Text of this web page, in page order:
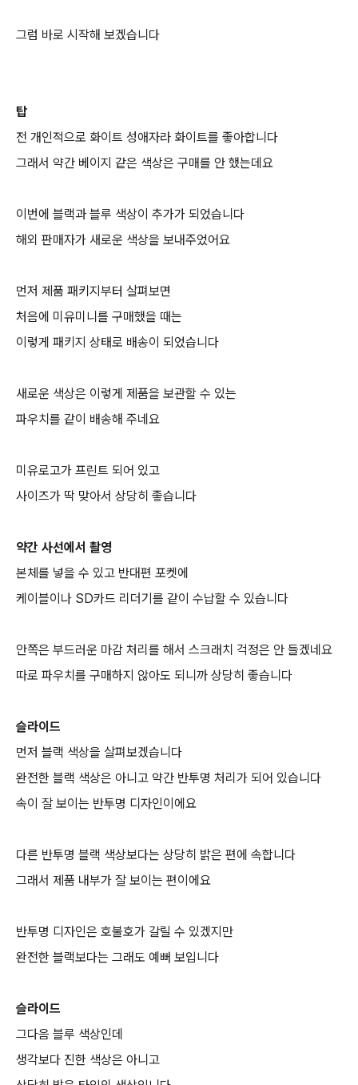
그럼 바로 시작해 보겠습니다
탑
전 개인적으로 화이트 성애자라 화이트를 좋아합니다
그래서 약간 베이지 같은 색상은 구매를 안 했는데요
이번에 블랙과 블루 색상이 추가가 되었습니다
해외 판매자가 새로운 색상을 보내주었어요
먼저 제품 패키지부터 살펴보면
처음에 미유미니를 구매했을 때는
이렇게 패키지 상태로 배송이 되었습니다
새로운 색상은 이렇게 제품을 보관할 수 있는
파우치를 같이 배송해 주네요
미유로고가 프린트 되어 있고
사이즈가 딱 맞아서 상당히 좋습니다
약간 사선에서 촬영
본체를 넣을 수 있고 반대편 포켓에
케이블이나 SD카드 리더기를 같이 수납할 수 있습니다
안쪽은 부드러운 마감 처리를 해서 스크래치 걱정은 안 들겠네요
따로 파우치를 구매하지 않아도 되니까 상당히 좋습니다
슬라이드
먼저 블랙 색상을 살펴보겠습니다
완전한 블랙 색상은 아니고 약간 반투명 처리가 되어 있습니다
속이 잘 보이는 반투명 디자인이에요
다른 반투명 블랙 색상보다는 상당히 밝은 편에 속합니다
그래서 제품 내부가 잘 보이는 편이에요
반투명 디자인은 호불호가 갈릴 수 있겠지만
완전한 블랙보다는 그래도 예뻐 보입니다
슬라이드
그다음 블루 색상인데
생각보다 진한 색상은 아니고